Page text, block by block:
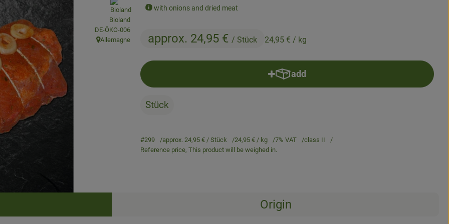
with onions and dried meat
approx. 24,95 € / Stück 24,95 € / kg
Bioland
, certification authority:
DE-ÖKO-006
, origin:
Allemagne
add
Add product to basket
Stück
#299 approx. 24,95 € / Stück 24,95 € / kg 7% VAT
class II
Reference price, This product will be weighed in.
Recipes
Origin